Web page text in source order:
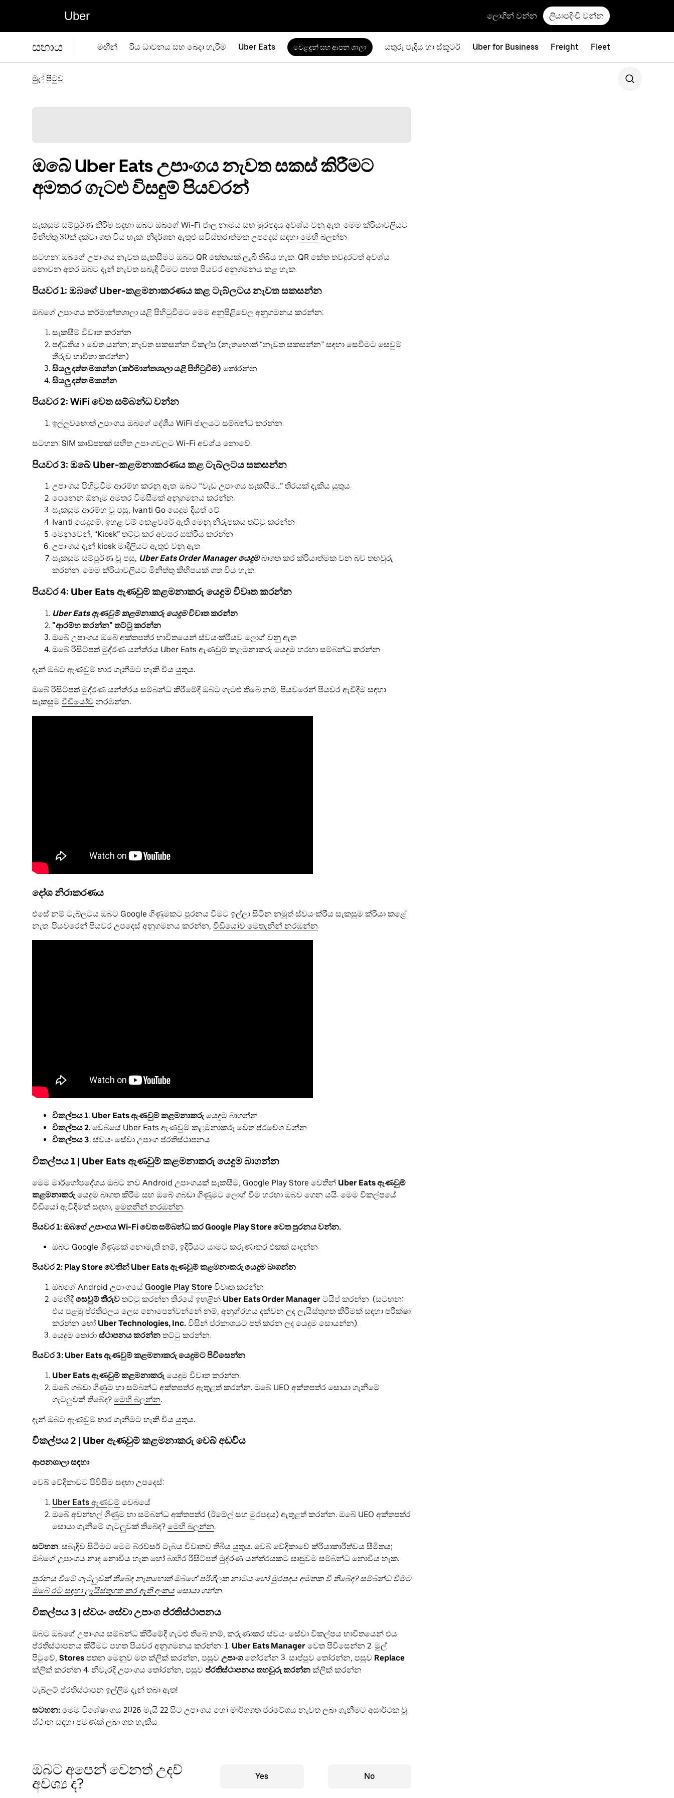
Uber ලොගින් වන්න ලියාපදිංචි වන්න
සහාය මඟීන් රිය ධාවනය සහ බෙදා හැරීම Uber Eats වෙළඳුන් සහ ආපන ශාලා යතුරු පැදිය හා ස්කූටර් Uber for Business Freight Fleet
මුල් පිටුව
ඔබේ Uber Eats උපාංගය නැවත සකස් කිරීමට
අමතර ගැටළු විසඳුම් පියවරන්
සැකසුම සම්පූර්ණ කිරීම සඳහා ඔබට ඔබගේ Wi-Fi ජාල නාමය සහ මුරපදය අවශ්ය වනු ඇත. මෙම ක්රියාවලියට
මිනිත්තු 30ක් දක්වා ගත විය හැක. නිදර්ශන ඇතුළු සවිස්තරාත්මක උපදෙස් සඳහා මෙහි බලන්න.
සටහන: ඔබගේ උපාංගය නැවත සැකසීමට ඔබට QR කේතයක් ලැබී තිබිය හැක. QR කේත තවදුරටත් අවශ්ය
නොවන අතර ඔබට දැන් නැවත සබැඳි වීමට පහත පියවර අනුගමනය කළ හැක.
පියවර 1: ඔබගේ Uber-කළමනාකරණය කළ ටැබ්ලටය නැවත සකසන්න
ඔබගේ උපාංගය කර්මාන්තශාලා යළි පිහිටුවීමට මෙම අනුපිළිවෙල අනුගමනය කරන්න:
සැකසීම් විවෘත කරන්න
පද්ධතිය > වෙත යන්න; නැවත සකසන්න විකල්ප (නැතහොත් “නැවත සකසන්න” සඳහා සෙවීමට සෙවුම්
තීරුව භාවිතා කරන්න)
සියලු දත්ත මකන්න (කර්මාන්තශාලා යළි පිහිටුවීම) තෝරන්න
සියලු දත්ත මකන්න
පියවර 2: WiFi වෙත සම්බන්ධ වන්න
ඉල්ලුවහොත් උපාංගය ඔබගේ දේශීය WiFi ජාලයට සම්බන්ධ කරන්න.
සටහන: SIM කාඩ්පතක් සහිත උපාංගවලට Wi-Fi අවශ්ය නොවේ.
පියවර 3: ඔබේ Uber-කළමනාකරණය කළ ටැබ්ලටය සකසන්න
උපාංගය පිහිටුවීම ආරම්භ කරනු ඇත. ඔබට “වැඩ උපාංගය සැකසීම…” තිරයක් දැකිය යුතුය.
පෙනෙන ඕනෑම අමතර විමසීමක් අනුගමනය කරන්න.
සැකසුම ආරම්භ වූ පසු, Ivanti Go යෙදුම දියත් වේ.
Ivanti යෙදුමේ, ඉහළ වම් කෙළවරේ ඇති මෙනු නිරූපකය තට්ටු කරන්න.
මෙනුවෙන්, “Kiosk” තට්ටු කර අවසර සක්රීය කරන්න.
උපාංගය දැන් kiosk මාදිලියට ඇතුළු වනු ඇත.
සැකසුම සම්පූර්ණ වූ පසු, Uber Eats Order Manager යෙදුමබාගත කර ක්රියාත්මක වන බව තහවුරු
කරන්න. මෙම ක්රියාවලියට මිනිත්තු කිහිපයක් ගත විය හැක.
පියවර 4: Uber Eats ඇණවුම් කළමනාකරු යෙදුම විවෘත කරන්න
Uber Eats ඇණවුම් කළමනාකරු යෙදුමවිවෘත කරන්න
"ආරම්භ කරන්න" තට්ටු කරන්න
ඔබේ උපාංගය ඔබේ අක්තපත්ර භාවිතයෙන් ස්වයංක්රීයව ලොග් වනු ඇත
ඔබේ රිසිට්පත් මුද්රණ යන්ත්රය Uber Eats ඇණවුම් කළමනාකරු යෙදුම හරහා සම්බන්ධ කරන්න
දැන් ඔබට ඇණවුම් භාර ගැනීමට හැකි විය යුතුය.
ඔබේ රිසිට්පත් මුද්රණ යන්ත්රය සම්බන්ධ කිරීමේදී ඔබට ගැටළු තිබේ නම්, පියවරෙන් පියවර ඇවිදීම සඳහා
සැකසුම වීඩියෝව නරඹන්න.
දෝශ නිරාකරණය
එසේ නම් ටැබ්ලටය ඔබට Google ගිණුමකට පුරනය වීමට ඉල්ලා සිටින නමුත් ස්වයංක්රීය සැකසුම ක්රියා කළේ
නැත. පියවරෙන් පියවර උපදෙස් අනුගමනය කරන්න, වීඩියෝව මෙතැනින් නරඹන්න.
විකල්පය 1: Uber Eats ඇණවුම් කළමනාකරු යෙදුම බාගන්න
විකල්පය 2: වෙබයේ Uber Eats ඇණවුම් කළමනාකරු වෙත ප්රවේශ වන්න
විකල්පය 3: ස්වයං සේවා උපාංග ප්රතිස්ථාපනය
විකල්පය 1 | Uber Eats ඇණවුම් කළමනාකරු යෙදුම බාගන්න
මෙම මාර්ගෝපදේශය ඔබට නව Android උපාංගයක් සැකසීම, Google Play Store වෙතින් Uber Eats ඇණවුම්
කළමනාකරු යෙදුම බාගත කිරීම සහ ඔබේ ගබඩා ගිණුමට ලොග් වීම හරහා ඔබව ගෙන යයි. මෙම විකල්පයේ
වීඩියෝ ඇවිදීමක් සඳහා, මෙතනින් නරඹන්න.
පියවර 1: ඔබගේ උපාංගය Wi-Fi වෙත සම්බන්ධ කර Google Play Store වෙත පුරනය වන්න.
ඔබට Google ගිණුමක් නොමැති නම්, ඉදිරියට යාමට කරුණාකර එකක් සාදන්න.
පියවර 2: Play Store වෙතින් Uber Eats ඇණවුම් කළමනාකරු යෙදුම බාගන්න
ඔබගේ Android උපාංගයේ Google Play Store විවෘත කරන්න.
මෙහිදී සෙවුම් තීරුව තට්ටු කරන්න තිරයේ ඉහළින් Uber Eats Order Manager ටයිප් කරන්න. (සටහන:
එය පළමු ප්රතිඵලය ලෙස නොපෙන්වන්නේ නම්, අනුග්රහය දක්වන ලද ලැයිස්තුගත කිරීමක් සඳහා පරීක්ෂා
කරන්න හෝ Uber Technologies, Inc. විසින් ප්රකාශයට පත් කරන ලද යෙදුම සොයන්න).
යෙදුම තෝරා ස්ථාපනය කරන්න තට්ටු කරන්න.
පියවර 3: Uber Eats ඇණවුම් කළමනාකරු යෙදුමට පිවිසෙන්න
Uber Eats ඇණවුම් කළමනාකරු යෙදුම විවෘත කරන්න.
ඔබේ ගබඩා ගිණුම හා සම්බන්ධ අක්තපත්ර ඇතුළත් කරන්න. ඔබේ UEO අක්තපත්ර සොයා ගැනීමේ
ගැටලුවක් තිබේද? මෙහි බලන්න.
දැන් ඔබට ඇණවුම් භාර ගැනීමට හැකි විය යුතුය.
විකල්පය 2 | Uber ඇණවුම් කළමනාකරු වෙබ් අඩවිය
ආපනශාලා සඳහා
වෙබ් වේදිකාවට පිවිසීම සඳහා උපදෙස්:
Uber Eats ඇණවුම් වෙබයේ
ඔබේ අවන්හල් ගිණුම හා සම්බන්ධ අක්තපත්ර (ඊමේල් සහ මුරපදය) ඇතුළත් කරන්න. ඔබේ UEO අක්තපත්ර
සොයා ගැනීමේ ගැටලුවක් තිබේද? මෙහි බලන්න.
සටහන: සබැඳිව සිටීමට මෙම බ්රව්සර් ටැබය විවෘතව තිබිය යුතුය. වෙබ් වේදිකාවේ ක්රියාකාරීත්වය සීමිතය;
ඔබගේ උපාංගය නාද නොවිය හැක හෝ බාහිර රිසිට්පත් මුද්රණ යන්ත්රයකට සෘජුවම සම්බන්ධ නොවිය හැක.
පුරනය වීමේ ගැටලුවක් තිබේද නැතහොත් ඔබගේ පරිශීලක නාමය හෝ මුරපදය අමතක වී තිබේද? සම්බන්ධ වීමට
ඔබේ රට සඳහා ලැයිස්තුගත කර ඇති අංකය සොයා ගන්න.
විකල්පය 3 | ස්වයං සේවා උපාංග ප්රතිස්ථාපනය
ඔබට ඔබගේ උපාංගය සම්බන්ධ කිරීමේදී ගැටළු තිබේ නම්, කරුණාකර ස්වයං සේවා විකල්පය භාවිතයෙන් එය
ප්රතිස්ථාපනය කිරීමට පහත පියවර අනුගමනය කරන්න: 1. Uber Eats Manager වෙත පිවිසෙන්න 2. මුල්
පිටුවේ, Stores පතන මෙනුව මත ක්ලික් කරන්න, පසුව උපාංගතෝරන්න 3. සාප්පුව තෝරන්න, පසුව Replace
ක්ලික් කරන්න 4. නිවැරදි උපාංගය තෝරන්න, පසුව ප්රතිස්ථාපනය තහවුරු කරන්න ක්ලික් කරන්න
ටැබ්ලට් ප්රතිස්ථාපන ඉල්ලීම දැන් තබා ඇත!
සටහන: මෙම විශේෂාංගය 2026 මැයි 22 සිට උපාංගය හෝ මාර්ගගත ප්රවේශය නැවත ලබා ගැනීමට අසාර්ථක වූ
ස්ථාන සඳහා පමණක් ලබා ගත හැකිය.
ඔබට අපෙන් වෙනත් උදව්
අවශ්‍ය ද?
Yes No